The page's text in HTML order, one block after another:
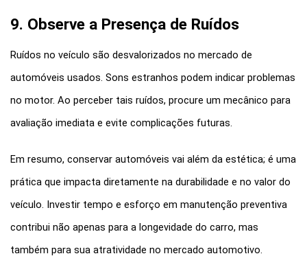
9. Observe a Presença de Ruídos
Ruídos no veículo são desvalorizados no mercado de
automóveis usados. Sons estranhos podem indicar problemas
no motor. Ao perceber tais ruídos, procure um mecânico para
avaliação imediata e evite complicações futuras.
Em resumo, conservar automóveis vai além da estética; é uma
prática que impacta diretamente na durabilidade e no valor do
veículo. Investir tempo e esforço em manutenção preventiva
contribui não apenas para a longevidade do carro, mas
também para sua atratividade no mercado automotivo.